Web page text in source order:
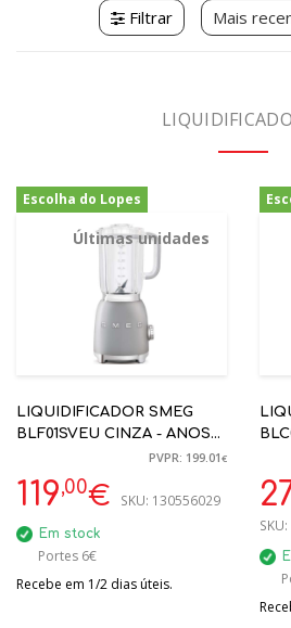
Filtrar
Escolha do Lopes
Últimas unidades
-40%
LIQUIDIFICADOR SMEG
BLF01SVEU CINZA - ANOS
PVPR: 199.01€
119,00€ SKU: 130556029
Em stock
Portes 6€
Recebe em 1/2 dias úteis.
SKU: